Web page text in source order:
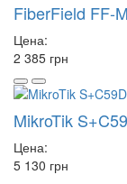
FiberField FF-
Цена:
2 385 грн
MikroTik
Цена:
5 130 грн